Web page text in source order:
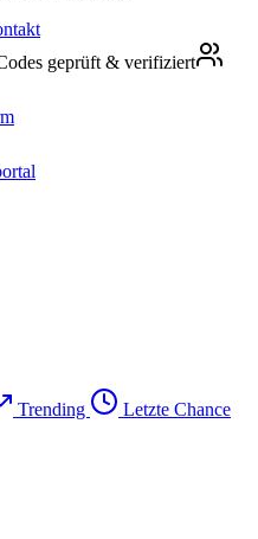
geprüft & verifiziert
Trending
Letzte Chance